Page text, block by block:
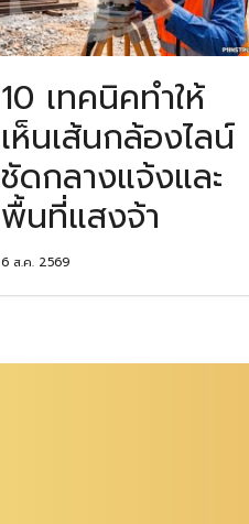
10 เทคนิคทำให้
เห็นเส้นกล้องไลน์
ชัดกลางแจ้งและ
พื้นที่แสงจ้า
6 ส.ค. 2569